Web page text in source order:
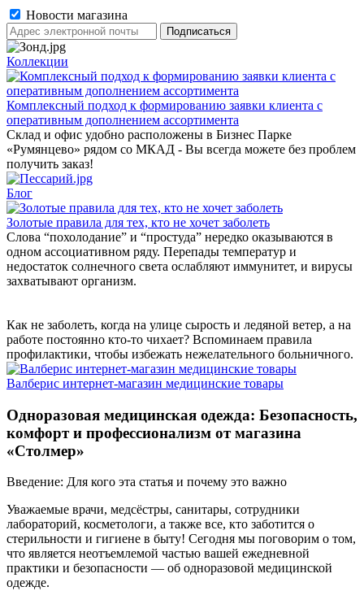
Новости магазина
Коллекции
Комплексный подход к формированию заявки клиента с
оперативным дополнением ассортимента
Склад и офис удобно расположены в Бизнес Парке
«Румянцево» рядом со МКАД - Вы всегда можете без проблем
получить заказ!
Блог
Золотые правила для тех, кто не хочет заболеть
Слова “похолодание” и “простуда” нередко оказываются в
одном ассоциативном ряду. Перепады температур и
недостаток солнечного света ослабляют иммунитет, и вирусы
захватывают организм.
Как не заболеть, когда на улице сырость и ледяной ветер, а на
работе постоянно кто-то чихает? Вспоминаем правила
профилактики, чтобы избежать нежелательного больничного.
Валберис интернет-магазин медицинские товары
Одноразовая медицинская одежда: Безопасность,
комфорт и профессионализм от магазина
«Столмер»
Введение: Для кого эта статья и почему это важно
Уважаемые врачи, медсёстры, санитары, сотрудники
лабораторий, косметологи, а также все, кто заботится о
стерильности и гигиене в быту! Сегодня мы поговорим о том,
что является неотъемлемой частью вашей ежедневной
практики и безопасности — об одноразовой медицинской
одежде.